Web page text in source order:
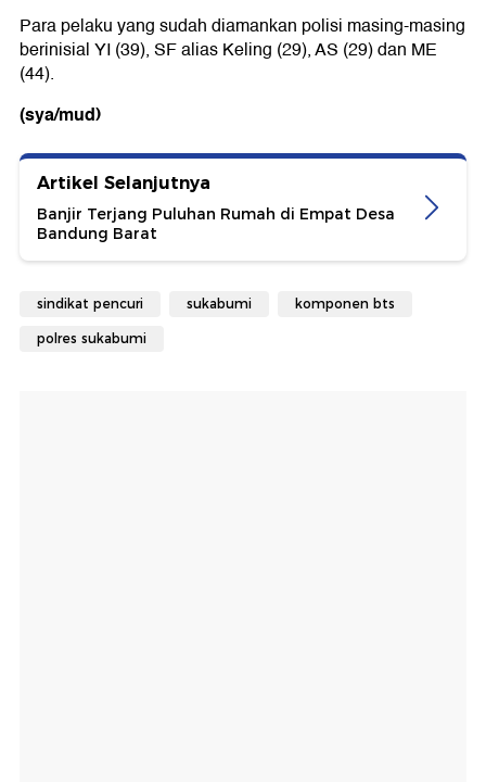
Para pelaku yang sudah diamankan polisi masing-masing
berinisial YI (39), SF alias Keling (29), AS (29) dan ME
(44).
(sya/mud)
Artikel Selanjutnya
Banjir Terjang Puluhan Rumah di Empat Desa
Bandung Barat
sindikat pencuri sukabumi komponen bts
polres sukabumi